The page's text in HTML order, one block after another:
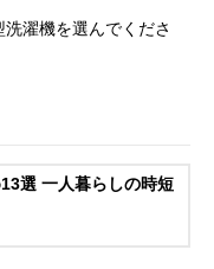
濯機を選んでくださ
選 一人暮らしの時短